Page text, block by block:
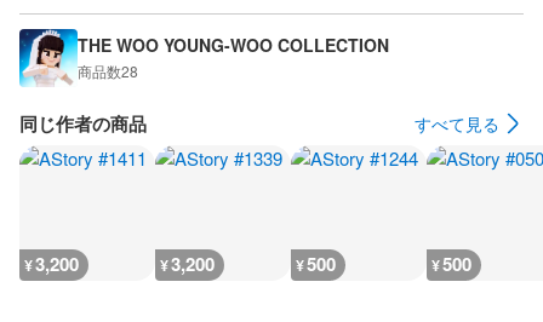
THE WOO YOUNG-WOO COLLECTION
商品数28
同じ作者の商品 すべて見る
¥3,200 ¥3,200 ¥500 ¥500